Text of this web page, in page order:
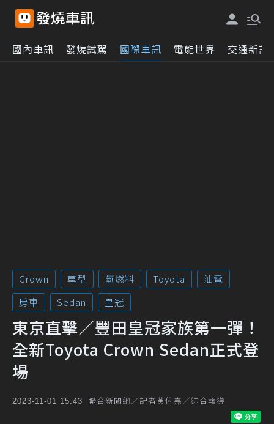
國內車訊 發燒試駕 國際車訊 電能世界 交通新訊
Crown 車型 氫燃料 Toyota
油電
房車
Sedan 皇冠
東京直擊／豐田皇冠家族第一彈！
全新Toyota Crown Sedan正式登
場
2023-11-01 15:43 聯合新聞網／記者黃俐嘉／綜合報導